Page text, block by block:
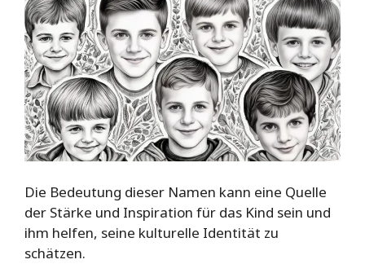
Die Bedeutung dieser Namen kann eine Quelle
der Stärke und Inspiration für das Kind sein und
ihm helfen, seine kulturelle Identität zu
schätzen.